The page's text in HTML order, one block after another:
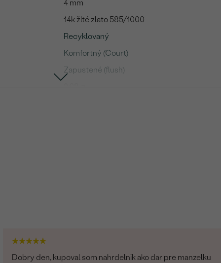
4 mm
14k žlté zlato 585/1000
Recyklovaný
Komfortný (Court)
Zapustené (flush)
Dobry den, kupoval som nahrdelnik ako dar pre manzelku